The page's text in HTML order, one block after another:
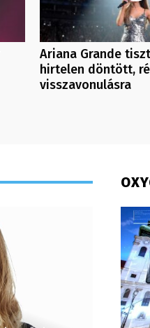
Ariana Grande
hirtelen döntött,
visszavonulásra